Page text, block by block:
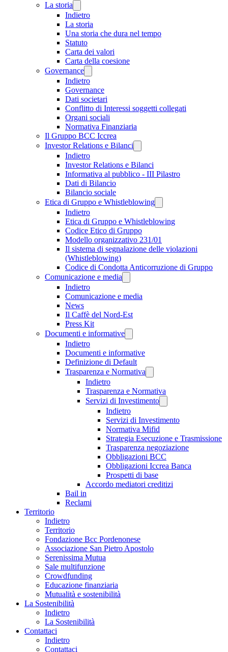
La storia
Indietro
La storia
Una storia che dura nel tempo
Statuto
Carta dei valori
Carta della coesione
Governance
Indietro
Governance
Dati societari
Conflitto di Interessi soggetti collegati
Organi sociali
Normativa Finanziaria
Il Gruppo BCC Iccrea
Investor Relations e Bilanci
Indietro
Investor Relations e Bilanci
Informativa al pubblico - III Pilastro
Dati di Bilancio
Bilancio sociale
Etica di Gruppo e Whistleblowing
Indietro
Etica di Gruppo e Whistleblowing
Codice Etico di Gruppo
Modello organizzativo 231/01
Il sistema di segnalazione delle violazioni
(Whistleblowing)
Codice di Condotta Anticorruzione di Gruppo
Comunicazione e media
Indietro
Comunicazione e media
News
Il Caffè del Nord-Est
Press Kit
Documenti e informative
Indietro
Documenti e informative
Definizione di Default
Trasparenza e Normativa
Indietro
Trasparenza e Normativa
Servizi di Investimento
Indietro
Servizi di Investimento
Normativa Mifid
Strategia Esecuzione e Trasmissione
Trasparenza negoziazione
Obbligazioni BCC
Obbligazioni Iccrea Banca
Prospetti di base
Accordo mediatori creditizi
Bail in
Reclami
Territorio
Indietro
Territorio
Fondazione Bcc Pordenonese
Associazione San Pietro Apostolo
Serenissima Mutua
Sale multifunzione
Crowdfunding
Educazione finanziaria
Mutualità e sostenibilità
La Sostenibilità
Indietro
La Sostenibilità
Contattaci
Indietro
Contattaci